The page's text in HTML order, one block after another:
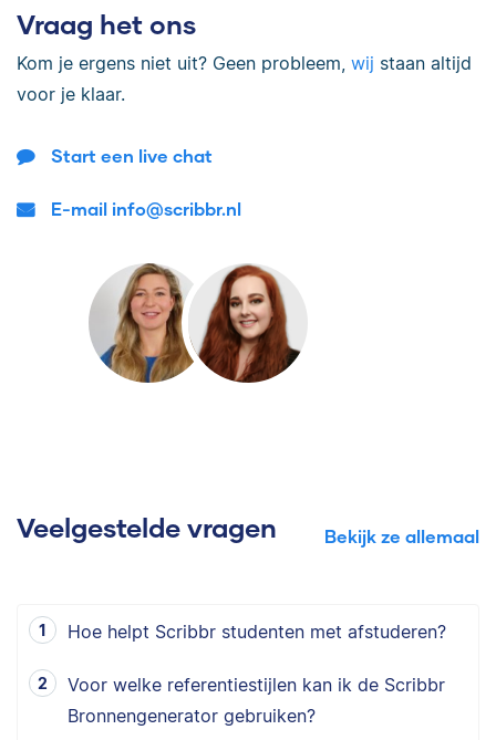
Vraag het ons
Kom je ergens niet uit? Geen probleem, wij staan altijd
voor je klaar.
Start een live chat
E-mail info@scribbr.nl
Veelgestelde vragen Bekijk ze allemaal
Hoe helpt Scribbr studenten met afstuderen?
Voor welke referentiestijlen kan ik de Scribbr
Bronnengenerator gebruiken?